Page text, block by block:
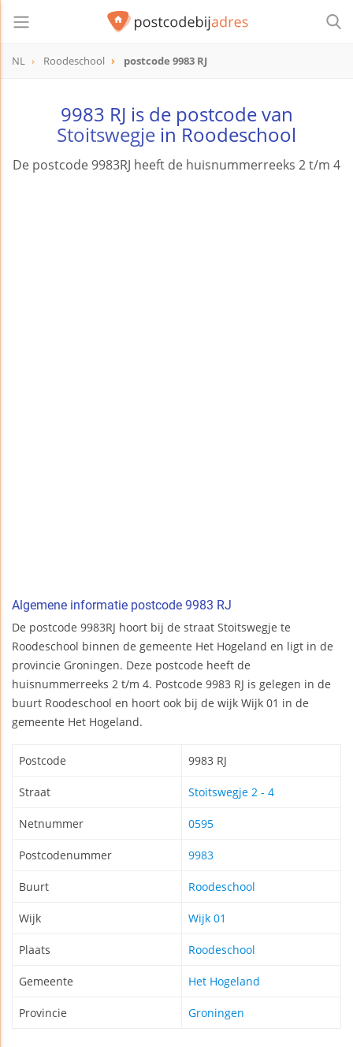
NL Roodeschool postcode 9983 RJ
9983 RJ is de postcode van
Stoitswegje in Roodeschool
De postcode 9983RJ heeft de huisnummerreeks 2 t/m 4
Algemene informatie postcode 9983 RJ
De postcode 9983RJ hoort bij de straat Stoitswegje te
Roodeschool binnen de gemeente Het Hogeland en ligt in de
provincie Groningen. Deze postcode heeft de
huisnummerreeks 2 t/m 4. Postcode 9983 RJ is gelegen in de
buurt Roodeschool en hoort ook bij de wijk Wijk 01 in de
gemeente Het Hogeland.
Postcode 9983 RJ
Straat Stoitswegje 2 - 4
Netnummer 0595
Postcodenummer 9983
Buurt Roodeschool
Wijk Wijk 01
Plaats Roodeschool
Gemeente Het Hogeland
Provincie Groningen